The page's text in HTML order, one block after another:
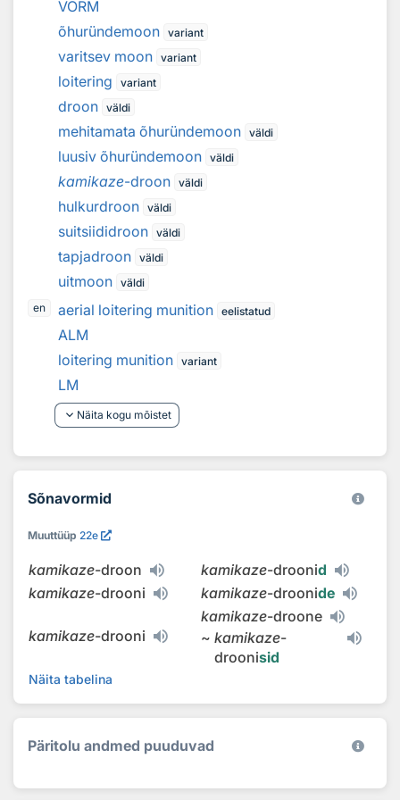
VÕRM
õhuründemoon variant
varitsev moon variant
loitering variant
droon väldi
mehitamata õhuründemoon väldi
luusiv õhuründemoon väldi
kamikaze-droon väldi
hulkurdroon väldi
suitsiididroon väldi
tapjadroon väldi
uitmoon väldi
en
aerial loitering munition eelistatud
ALM
loitering munition variant
LM
keyboard_arrow_down Näita kogu mõistet
Sõnavormid
Muuttüüp 22e
kamikaze-droon kamikaze-droonid
kamikaze-drooni kamikaze-droonide
kamikaze-drooni
kamikaze-droone
~ kamikaze-
droonisid
Näita tabelina
Päritolu andmed puuduvad